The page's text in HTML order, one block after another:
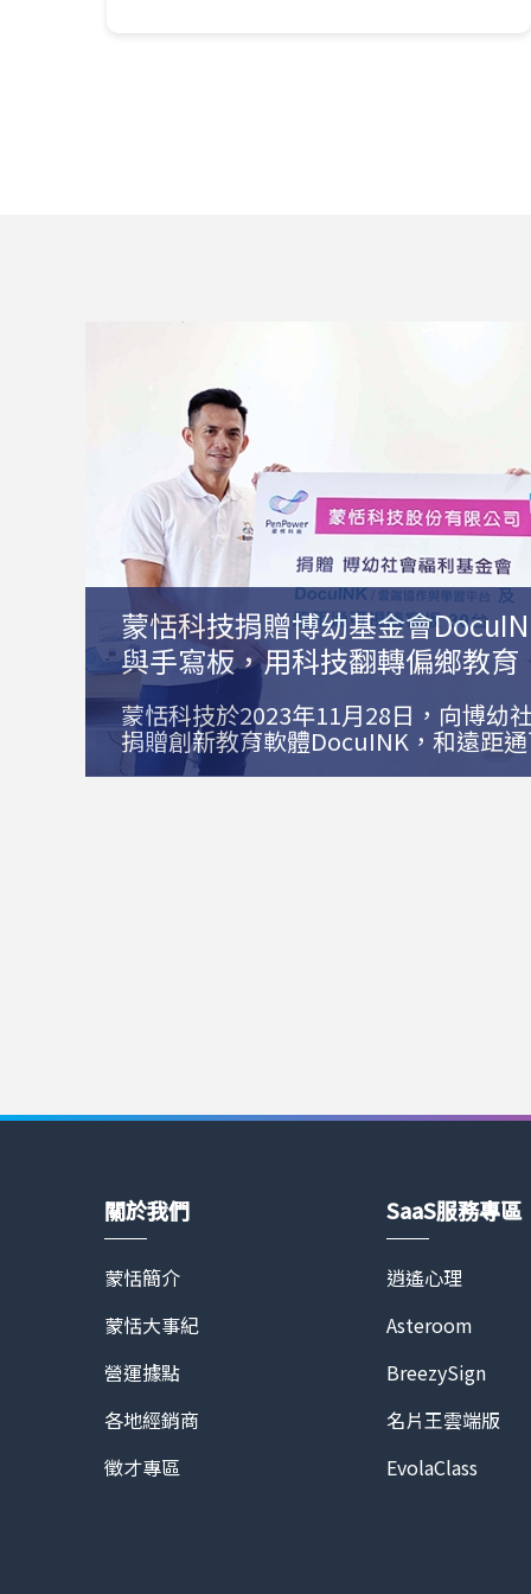
蒙恬科技捐贈博幼基金會
與手寫板，用科技翻轉偏鄉教育
蒙恬科技於2023年11月28日，向博幼
捐贈創新教育軟體DocuINK，和遠距
旨在協助偏遠地區的老師與學生，弭
關於我們
蒙恬簡介
蒙恬大事紀
營運據點
各地經銷商
徵才專區
SaaS服務專區
逍遙心理
Asteroom
BreezySign
名片王雲端版
EvolaClass